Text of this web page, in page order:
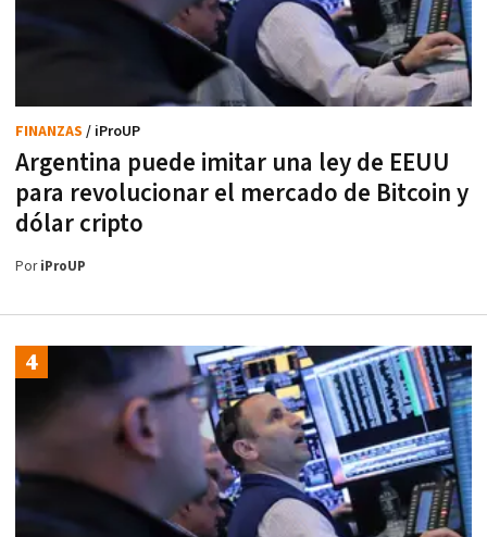
Argentina puede imitar una ley de EEUU
para revolucionar el mercado de Bitcoin y
dólar cripto
FINANZAS / iProUP
PoriProUP